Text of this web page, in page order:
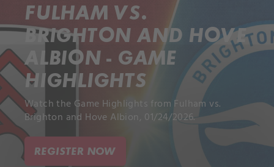
FULHAM VS.
BRIGHTON AND HOVE
ALBION - GAME
HIGHLIGHTS
Watch the Game Highlights from Fulham vs.
Brighton and Hove Albion, 01/24/2026.
REGISTER NOW